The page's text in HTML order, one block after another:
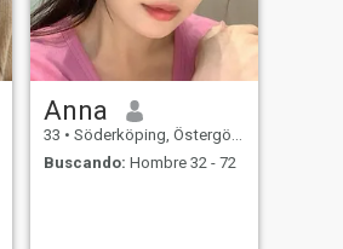
Anna
33 • Söderköping, Östergötland, Suecia
Buscando: Hombre 32 - 72